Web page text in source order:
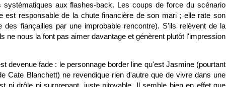
aux flashes-back. Les coups de force du scénario
est responsable de la chute financière de son mari ; elle rate son
fiançailles par une improbable rencontre). S'ils relèvent de la
ne nous la font pas aimer davantage et génèrent plutôt l'impression
devenue fade : le personnage border line qu'est Jasmine (pourtant
Cate Blanchett) ne revendique rien d'autre que de vivre dans une